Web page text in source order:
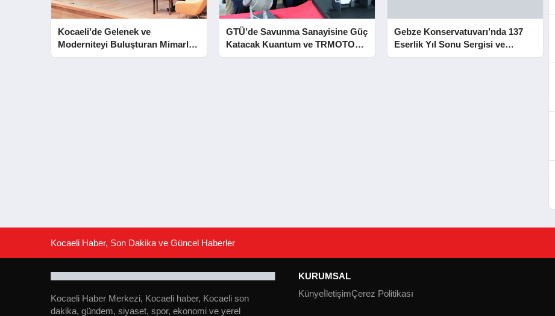
Kocaeli’de Gelenek ve
Moderniteyi Buluşturan Mimarlık
Konferansı
GTÜ’de Savunma Sanayisine Güç
Katacak Kuantum ve TRMOTOR
Merkezleri Açıldı
Gebze Konservatuvarı’nda 137
Eserlik Yıl Sonu Sergisi ve
Mezuniyet Heyecanı
Kocaeli Haber, Son Dakika ve Güncel Haberler
Kocaeli Haber Merkezi, Kocaeli haber, Kocaeli son
dakika, gündem, siyaset, spor, ekonomi ve yerel
KURUMSAL
KünyeİletişimÇerez Politikası